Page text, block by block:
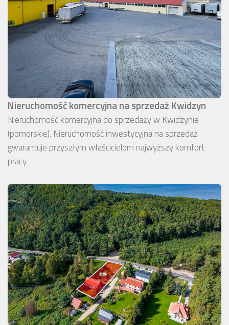
Nieruchomość komercyjna na sprzedaż Kwidzyn
Nieruchomość komercyjna do sprzedaży w Kwidzynie
(pomorskie). Nieruchomość inwestycyjna na sprzedaż
gwarantuje przyszłym właścicielom najwyższy komfort
pracy.